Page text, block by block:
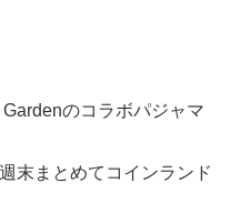
のコラボパジャマ
末まとめてコインランド